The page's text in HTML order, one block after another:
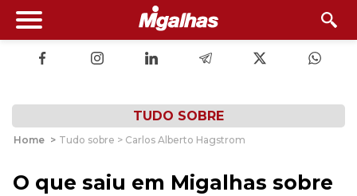
TUDO SOBRE
Home > Tudo sobre > Carlos Alberto Hagstrom
O que saiu em Migalhas sobre